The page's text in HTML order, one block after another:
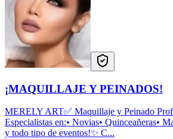
¡MAQUILLAJE Y PEINADOS!
MERELY ART✅ Maquillaje y Peinado
Especialistas en:• Novias• Quinceañeras•
y todo tipo de eventos!✨ C...